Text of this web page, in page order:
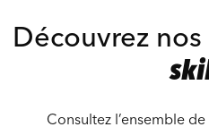
Découvrez nos
Consultez l’ensemble